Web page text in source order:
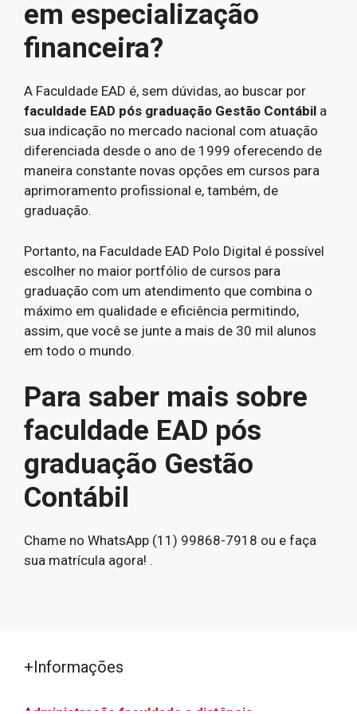
em especialização
financeira?
A Faculdade EAD é, sem dúvidas, ao buscar por
faculdade EAD pós graduação Gestão Contábil a
sua indicação no mercado nacional com atuação
diferenciada desde o ano de 1999 oferecendo de
maneira constante novas opções em cursos para
aprimoramento profissional e, também, de
graduação.
Portanto, na Faculdade EAD Polo Digital é possível
escolher no maior portfólio de cursos para
graduação com um atendimento que combina o
máximo em qualidade e eficiência permitindo,
assim, que você se junte a mais de 30 mil alunos
em todo o mundo.
Para saber mais sobre
faculdade EAD pós
graduação Gestão
Contábil
Chame no WhatsApp (11) 99868-7918 ou e faça
sua matrícula agora! .
+Informações